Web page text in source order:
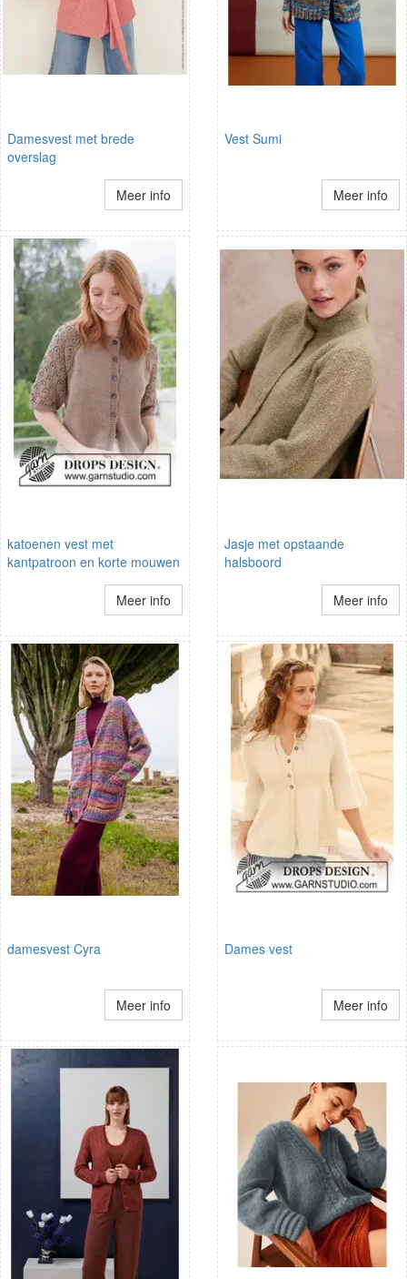
Damesvest met brede
overslag
Meer info
Vest Sumi
Meer info
katoenen vest met
kantpatroon en korte mouwen
Meer info
Jasje met opstaande
halsboord
Meer info
damesvest Cyra
Meer info
Dames vest
Meer info